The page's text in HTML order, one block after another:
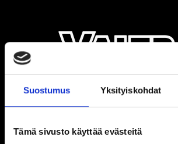
Suostumus Yksityiskohdat
Tämä sivusto käyttää evästeitä